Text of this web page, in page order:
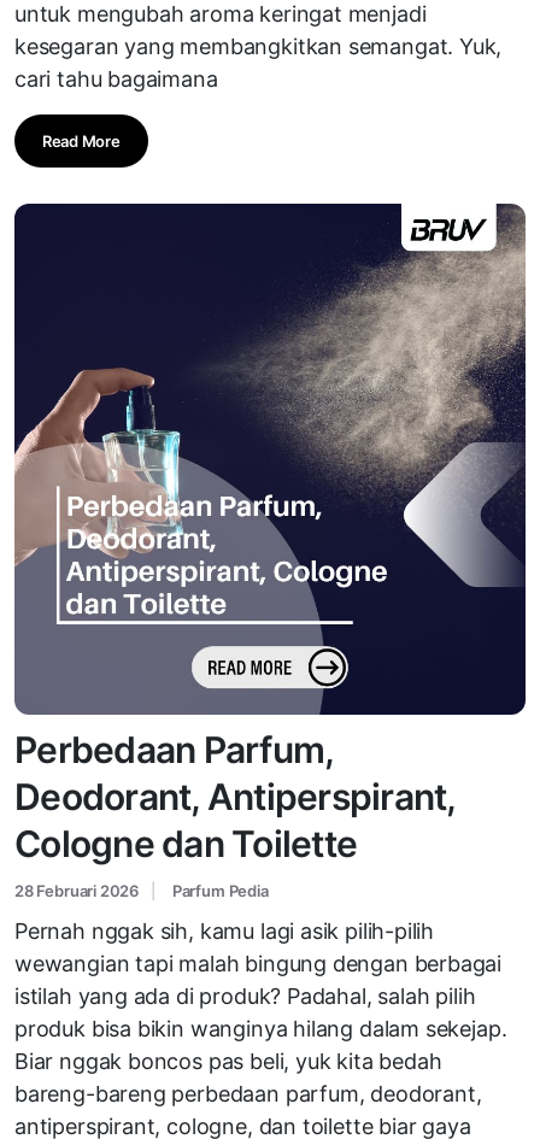
untuk mengubah aroma keringat menjadi
kesegaran yang membangkitkan semangat. Yuk,
cari tahu bagaimana
Read More
Perbedaan Parfum,
Deodorant, Antiperspirant,
Cologne dan Toilette
28 Februari 2026 Parfum Pedia
Pernah nggak sih, kamu lagi asik pilih-pilih
wewangian tapi malah bingung dengan berbagai
istilah yang ada di produk? Padahal, salah pilih
produk bisa bikin wanginya hilang dalam sekejap.
Biar nggak boncos pas beli, yuk kita bedah
bareng-bareng perbedaan parfum, deodorant,
antiperspirant, cologne, dan toilette biar gaya